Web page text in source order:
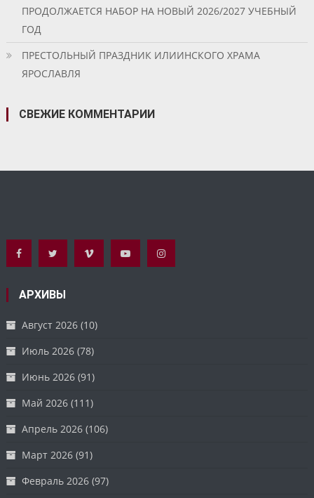
ПРОДОЛЖАЕТСЯ НАБОР НА НОВЫЙ 2026/2027 УЧЕБНЫЙ
ГОД
ПРЕСТОЛЬНЫЙ ПРАЗДНИК ИЛИИНСКОГО ХРАМА
ЯРОСЛАВЛЯ
СВЕЖИЕ КОММЕНТАРИИ
АРХИВЫ
Август 2026 (10)
Июль 2026 (78)
Июнь 2026 (91)
Май 2026 (111)
Апрель 2026 (106)
Март 2026 (91)
Февраль 2026 (97)